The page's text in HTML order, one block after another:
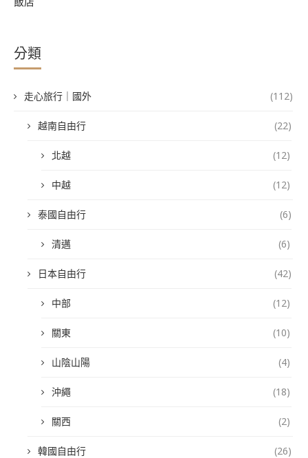
分類
走心旅行｜國外 (112)
越南自由行 (22)
北越 (12)
中越 (12)
泰國自由行 (6)
清邁 (6)
日本自由行 (42)
中部 (12)
關東 (10)
山陰山陽 (4)
沖繩 (18)
關西 (2)
韓國自由行 (26)